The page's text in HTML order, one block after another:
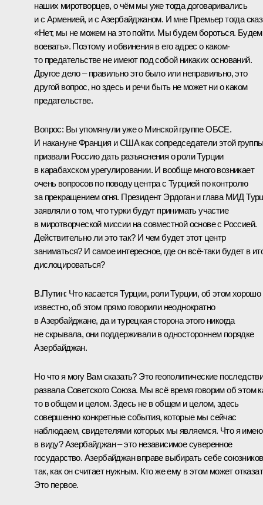
наших миротворцев, о чём мы уже тогда договаривались
и с Арменией, и с Азербайджаном. И мне Премьер тогда
«Нет, мы не можем на это пойти. Мы будем бороться. Будем
воевать». Поэтому и обвинения в его адрес о каком-
то предательстве не имеют под собой никаких оснований.
Другое дело – правильно это было или неправильно, это
другой вопрос, но здесь и речи быть не может ни о каком
предательстве.
Вопрос: Вы упомянули уже о Минской группе ОБСЕ.
И накануне Франция и США как сопредседатели этой
призвали Россию дать разъяснения о роли Турции
в карабахском урегулировании. И вообще много возникает
очень вопросов по поводу центра с Турцией по контролю
за прекращением огня. Президент Эрдоган и глава МИД
заявляли о том, что турки будут принимать участие
в миротворческой миссии на совместной основе с Россией.
Действительно ли это так? И чем будет этот центр
заниматься? И самое интересное, где он всё-таки будет в
дислоцироваться?
В.Путин: Что касается Турции, роли Турции, об этом хорошо
известно, об этом прямо говорили неоднократно
в Азербайджане, да и турецкая сторона этого никогда
не скрывала, они поддерживали в одностороннем порядке
Азербайджан.
Но что я могу Вам сказать? Это геополитические
развала Советского Союза. Мы всё время говорим об этом
то в общем и целом. Здесь не в общем и целом, здесь
совершенно конкретные события, которые мы сейчас
наблюдаем, свидетелями которых мы являемся. Что я имею
в виду? Азербайджан – это независимое суверенное
государство. Азербайджан вправе выбирать себе союзников
так, как он считает нужным. Кто же ему в этом может
Это первое.